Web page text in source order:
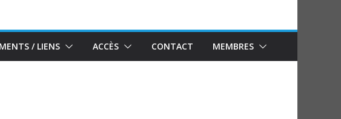
/ LIENS ACCÈS CONTACT MEMBRES